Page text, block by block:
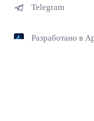
Telegram
Разработано в